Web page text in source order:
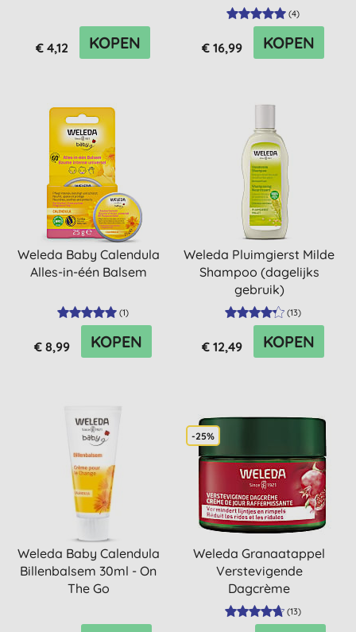
€ 4,12 KOPEN
(4)
€ 16,99 KOPEN
Weleda Baby Calendula
Alles-in-één Balsem
(1)
€ 8,99 KOPEN
Weleda Pluimgierst Milde
Shampoo (dagelijks
gebruik)
(13)
€ 12,49 KOPEN
Weleda Baby Calendula
Billenbalsem 30ml - On
The Go
-25%
Weleda Granaatappel
Verstevigende
Dagcrème
(13)